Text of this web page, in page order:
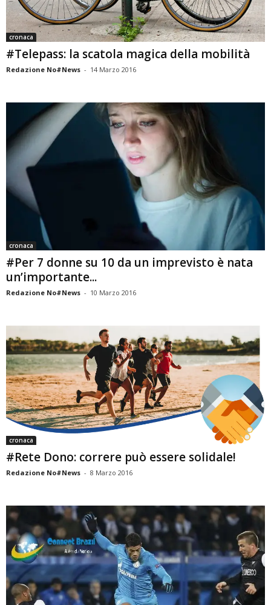
cronaca
#Telepass: la scatola magica della mobilità
Redazione No#News - 14 Marzo 2016
cronaca
#Per 7 donne su 10 da un imprevisto è nata
un’importante...
Redazione No#News - 10 Marzo 2016
cronaca
#Rete Dono: correre può essere solidale!
Redazione No#News - 8 Marzo 2016